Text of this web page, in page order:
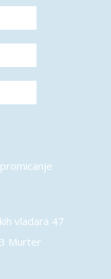
vladara 47
Murter